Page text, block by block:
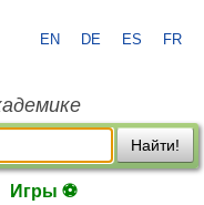
EN DE ES FR
Найти!
Игры ⚽